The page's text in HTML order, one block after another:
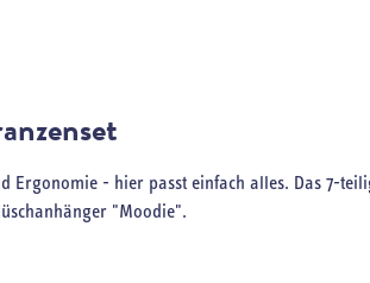
- hier passt einfach alles. Das 7-
"Moodie".